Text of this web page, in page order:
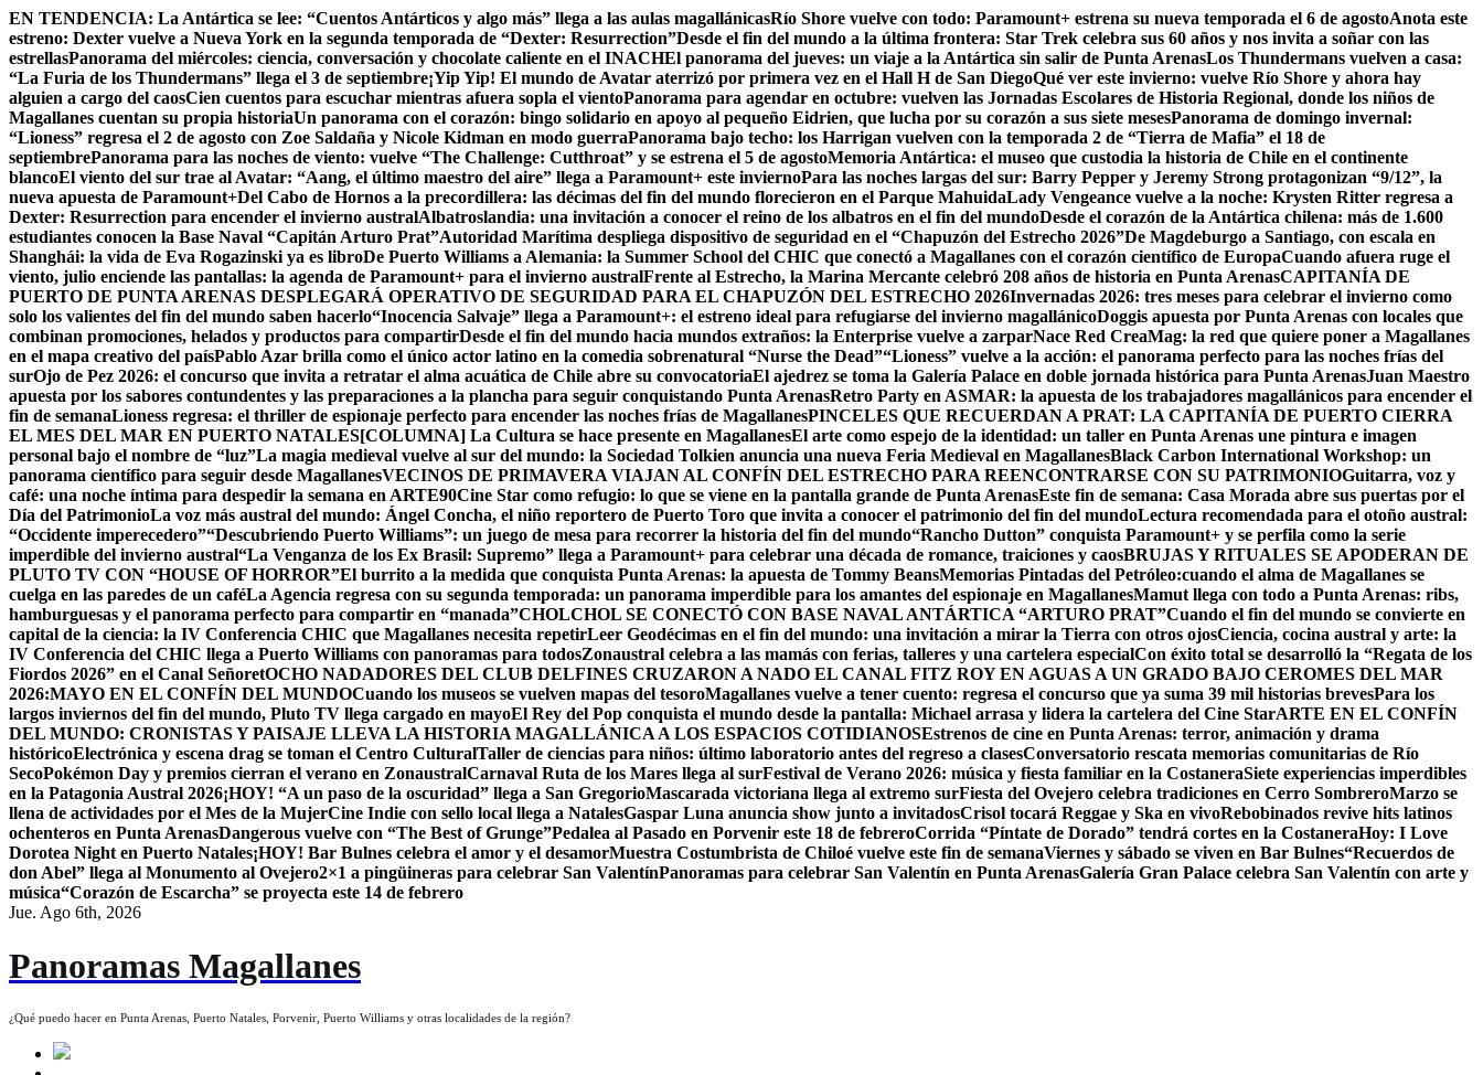
Skip
to
content
EN TENDENCIA: La Antártica se lee: “Cuentos Antárticos y algo más” llega a las aulas magallánicasRío Shore vuelve con todo: Paramount+ estrena su nueva temporada el 6 de agostoAnota este
estreno: Dexter vuelve a Nueva York en la segunda temporada de “Dexter: Resurrection”Desde el fin del mundo a la última frontera: Star Trek celebra sus 60 años y nos invita a soñar con las
estrellasPanorama del miércoles: ciencia, conversación y chocolate caliente en el INACHEl panorama del jueves: un viaje a la Antártica sin salir de Punta ArenasLos Thundermans vuelven a casa:
“La Furia de los Thundermans” llega el 3 de septiembre¡Yip Yip! El mundo de Avatar aterrizó por primera vez en el Hall H de San DiegoQué ver este invierno: vuelve Río Shore y ahora hay
alguien a cargo del caosCien cuentos para escuchar mientras afuera sopla el vientoPanorama para agendar en octubre: vuelven las Jornadas Escolares de Historia Regional, donde los niños de
Magallanes cuentan su propia historiaUn panorama con el corazón: bingo solidario en apoyo al pequeño Eidrien, que lucha por su corazón a sus siete mesesPanorama de domingo invernal:
“Lioness” regresa el 2 de agosto con Zoe Saldaña y Nicole Kidman en modo guerraPanorama bajo techo: los Harrigan vuelven con la temporada 2 de “Tierra de Mafia” el 18 de
septiembrePanorama para las noches de viento: vuelve “The Challenge: Cutthroat” y se estrena el 5 de agostoMemoria Antártica: el museo que custodia la historia de Chile en el continente
blancoEl viento del sur trae al Avatar: “Aang, el último maestro del aire” llega a Paramount+ este inviernoPara las noches largas del sur: Barry Pepper y Jeremy Strong protagonizan “9/12”, la
nueva apuesta de Paramount+Del Cabo de Hornos a la precordillera: las décimas del fin del mundo florecieron en el Parque MahuidaLady Vengeance vuelve a la noche: Krysten Ritter regresa a
Dexter: Resurrection para encender el invierno australAlbatroslandia: una invitación a conocer el reino de los albatros en el fin del mundoDesde el corazón de la Antártica chilena: más de 1.600
estudiantes conocen la Base Naval “Capitán Arturo Prat”Autoridad Marítima despliega dispositivo de seguridad en el “Chapuzón del Estrecho 2026”De Magdeburgo a Santiago, con escala en
Shanghái: la vida de Eva Rogazinski ya es libroDe Puerto Williams a Alemania: la Summer School del CHIC que conectó a Magallanes con el corazón científico de EuropaCuando afuera ruge el
viento, julio enciende las pantallas: la agenda de Paramount+ para el invierno australFrente al Estrecho, la Marina Mercante celebró 208 años de historia en Punta ArenasCAPITANÍA DE
PUERTO DE PUNTA ARENAS DESPLEGARÁ OPERATIVO DE SEGURIDAD PARA EL CHAPUZÓN DEL ESTRECHO 2026Invernadas 2026: tres meses para celebrar el invierno como
solo los valientes del fin del mundo saben hacerlo“Inocencia Salvaje” llega a Paramount+: el estreno ideal para refugiarse del invierno magallánicoDoggis apuesta por Punta Arenas con locales que
combinan promociones, helados y productos para compartirDesde el fin del mundo hacia mundos extraños: la Enterprise vuelve a zarparNace Red CreaMag: la red que quiere poner a Magallanes
en el mapa creativo del paísPablo Azar brilla como el único actor latino en la comedia sobrenatural “Nurse the Dead”“Lioness” vuelve a la acción: el panorama perfecto para las noches frías del
surOjo de Pez 2026: el concurso que invita a retratar el alma acuática de Chile abre su convocatoriaEl ajedrez se toma la Galería Palace en doble jornada histórica para Punta ArenasJuan Maestro
apuesta por los sabores contundentes y las preparaciones a la plancha para seguir conquistando Punta ArenasRetro Party en ASMAR: la apuesta de los trabajadores magallánicos para encender el
fin de semanaLioness regresa: el thriller de espionaje perfecto para encender las noches frías de MagallanesPINCELES QUE RECUERDAN A PRAT: LA CAPITANÍA DE PUERTO CIERRA
EL MES DEL MAR EN PUERTO NATALES[COLUMNA] La Cultura se hace presente en MagallanesEl arte como espejo de la identidad: un taller en Punta Arenas une pintura e imagen
personal bajo el nombre de “luz”La magia medieval vuelve al sur del mundo: la Sociedad Tolkien anuncia una nueva Feria Medieval en MagallanesBlack Carbon International Workshop: un
panorama científico para seguir desde MagallanesVECINOS DE PRIMAVERA VIAJAN AL CONFÍN DEL ESTRECHO PARA REENCONTRARSE CON SU PATRIMONIOGuitarra, voz y
café: una noche íntima para despedir la semana en ARTE90Cine Star como refugio: lo que se viene en la pantalla grande de Punta ArenasEste fin de semana: Casa Morada abre sus puertas por el
Día del PatrimonioLa voz más austral del mundo: Ángel Concha, el niño reportero de Puerto Toro que invita a conocer el patrimonio del fin del mundoLectura recomendada para el otoño austral:
“Occidente imperecedero”“Descubriendo Puerto Williams”: un juego de mesa para recorrer la historia del fin del mundo“Rancho Dutton” conquista Paramount+ y se perfila como la serie
imperdible del invierno austral“La Venganza de los Ex Brasil: Supremo” llega a Paramount+ para celebrar una década de romance, traiciones y caosBRUJAS Y RITUALES SE APODERAN DE
PLUTO TV CON “HOUSE OF HORROR”El burrito a la medida que conquista Punta Arenas: la apuesta de Tommy BeansMemorias Pintadas del Petróleo:cuando el alma de Magallanes se
cuelga en las paredes de un caféLa Agencia regresa con su segunda temporada: un panorama imperdible para los amantes del espionaje en MagallanesMamut llega con todo a Punta Arenas: ribs,
hamburguesas y el panorama perfecto para compartir en “manada”CHOLCHOL SE CONECTÓ CON BASE NAVAL ANTÁRTICA “ARTURO PRAT”Cuando el fin del mundo se convierte en
capital de la ciencia: la IV Conferencia CHIC que Magallanes necesita repetirLeer Geodécimas en el fin del mundo: una invitación a mirar la Tierra con otros ojosCiencia, cocina austral y arte: la
IV Conferencia del CHIC llega a Puerto Williams con panoramas para todosZonaustral celebra a las mamás con ferias, talleres y una cartelera especialCon éxito total se desarrolló la “Regata de los
Fiordos 2026” en el Canal SeñoretOCHO NADADORES DEL CLUB DELFINES CRUZARON A NADO EL CANAL FITZ ROY EN AGUAS A UN GRADO BAJO CEROMES DEL MAR
2026:MAYO EN EL CONFÍN DEL MUNDOCuando los museos se vuelven mapas del tesoroMagallanes vuelve a tener cuento: regresa el concurso que ya suma 39 mil historias brevesPara los
largos inviernos del fin del mundo, Pluto TV llega cargado en mayoEl Rey del Pop conquista el mundo desde la pantalla: Michael arrasa y lidera la cartelera del Cine StarARTE EN EL CONFÍN
DEL MUNDO: CRONISTAS Y PAISAJE LLEVA LA HISTORIA MAGALLÁNICA A LOS ESPACIOS COTIDIANOSEstrenos de cine en Punta Arenas: terror, animación y drama
históricoElectrónica y escena drag se toman el Centro CulturalTaller de ciencias para niños: último laboratorio antes del regreso a clasesConversatorio rescata memorias comunitarias de Río
SecoPokémon Day y premios cierran el verano en ZonaustralCarnaval Ruta de los Mares llega al surFestival de Verano 2026: música y fiesta familiar en la CostaneraSiete experiencias imperdibles
en la Patagonia Austral 2026¡HOY! “A un paso de la oscuridad” llega a San GregorioMascarada victoriana llega al extremo surFiesta del Ovejero celebra tradiciones en Cerro SombreroMarzo se
llena de actividades por el Mes de la MujerCine Indie con sello local llega a NatalesGaspar Luna anuncia show junto a invitadosCrisol tocará Reggae y Ska en vivoRebobinados revive hits latinos
ochenteros en Punta ArenasDangerous vuelve con “The Best of Grunge”Pedalea al Pasado en Porvenir este 18 de febreroCorrida “Píntate de Dorado” tendrá cortes en la CostaneraHoy: I Love
Dorotea Night en Puerto Natales¡HOY! Bar Bulnes celebra el amor y el desamorMuestra Costumbrista de Chiloé vuelve este fin de semanaViernes y sábado se viven en Bar Bulnes“Recuerdos de
don Abel” llega al Monumento al Ovejero2×1 a pingüineras para celebrar San ValentínPanoramas para celebrar San Valentín en Punta ArenasGalería Gran Palace celebra San Valentín con arte y
música“Corazón de Escarcha” se proyecta este 14 de febrero
Jue. Ago 6th, 2026
Panoramas Magallanes
¿Qué puedo hacer en Punta Arenas, Puerto Natales, Porvenir, Puerto Williams y otras localidades de la región?